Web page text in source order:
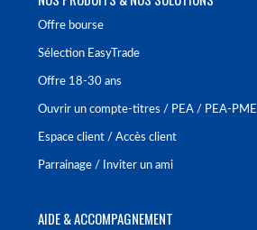
Offre bourse
Sélection EasyTrade
Offre 18-30 ans
Ouvrir un compte-titres / PEA / PEA-PME
Espace client / Accès client
Parrainage / Inviter un ami
AIDE & ACCOMPAGNEMENT